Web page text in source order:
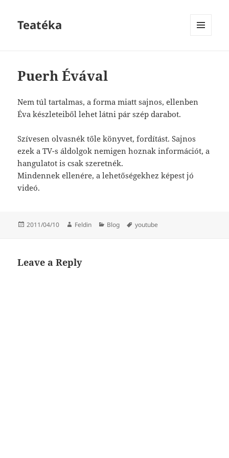
Teatéka
Puerh Évával
Nem túl tartalmas, a forma miatt sajnos, ellenben
Éva készleteiből lehet látni pár szép darabot.
Szívesen olvasnék tőle könyvet, fordítást. Sajnos
ezek a TV-s áldolgok nemigen hoznak információt, a
hangulatot is csak szeretnék.
Mindennek ellenére, a lehetőségekhez képest jó
videó.
Posted
2011/04/10 Author
Feldin Categories
Blog Tags
youtube
Leave a Reply